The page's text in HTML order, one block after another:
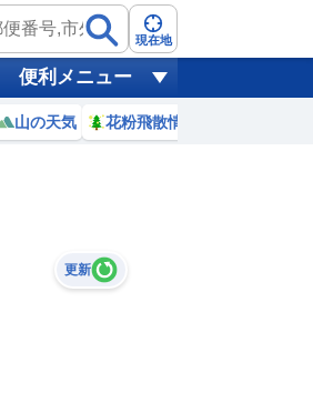
現在地
便利メニュー
山の天気 花粉飛散情報
更新